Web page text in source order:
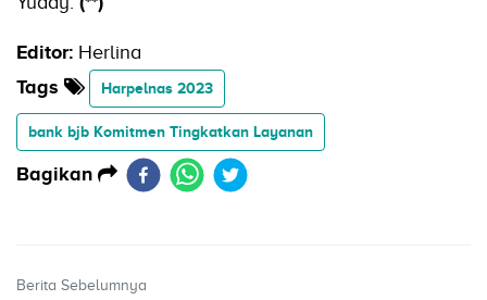
Editor: Herlina
Tags
Harpelnas 2023
bank bjb Komitmen Tingkatkan Layanan
Bagikan
Berita Sebelumnya